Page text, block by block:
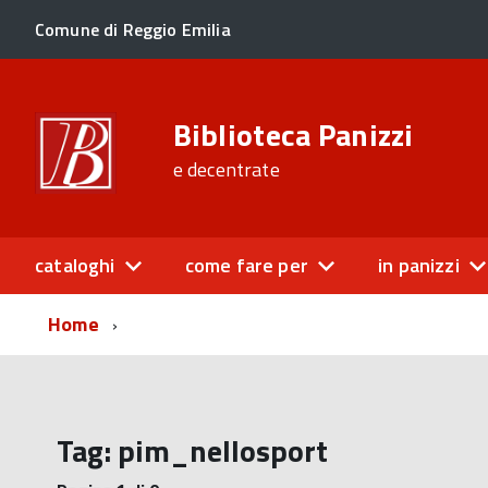
Comune di Reggio Emilia
Biblioteca Panizzi
e decentrate
cataloghi come fare per in panizzi
Home
Tag: pim_nellosport